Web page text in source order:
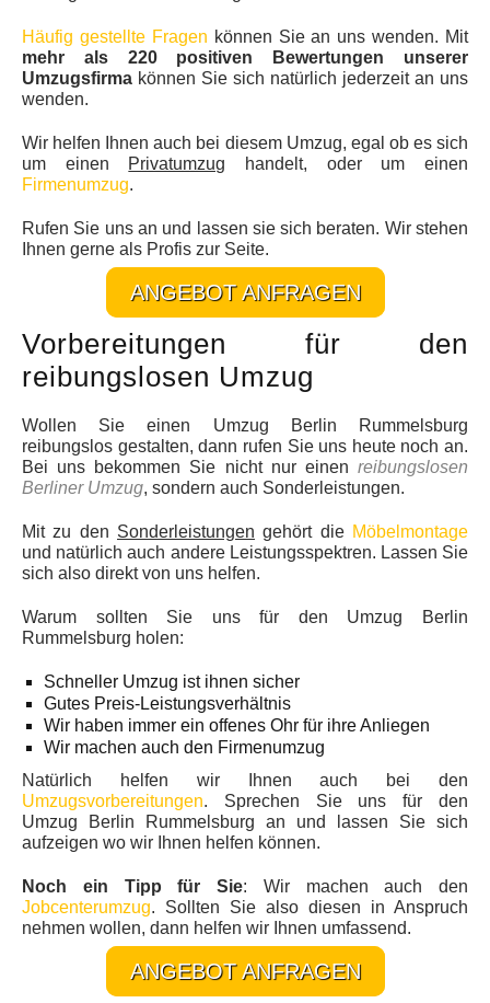
Häufig gestellte Fragen können Sie an uns wenden. Mit
mehr als 220 positiven Bewertungen unserer
Umzugsfirma können Sie sich natürlich jederzeit an uns
wenden.
Wir helfen Ihnen auch bei diesem Umzug, egal ob es sich
um einen Privatumzug handelt, oder um einen
Firmenumzug.
Rufen Sie uns an und lassen sie sich beraten. Wir stehen
Ihnen gerne als Profis zur Seite.
ANGEBOT ANFRAGEN
Vorbereitungen für den
reibungslosen Umzug
Wollen Sie einen Umzug Berlin Rummelsburg
reibungslos gestalten, dann rufen Sie uns heute noch an.
Bei uns bekommen Sie nicht nur einen reibungslosen
Berliner Umzug, sondern auch Sonderleistungen.
Mit zu den Sonderleistungen gehört die Möbelmontage
und natürlich auch andere Leistungsspektren. Lassen Sie
sich also direkt von uns helfen.
Warum sollten Sie uns für den Umzug Berlin
Rummelsburg holen:
Schneller Umzug ist ihnen sicher
Gutes Preis-Leistungsverhältnis
Wir haben immer ein offenes Ohr für ihre Anliegen
Wir machen auch den Firmenumzug
Natürlich helfen wir Ihnen auch bei den
Umzugsvorbereitungen. Sprechen Sie uns für den
Umzug Berlin Rummelsburg an und lassen Sie sich
aufzeigen wo wir Ihnen helfen können.
Noch ein Tipp für Sie: Wir machen auch den
Jobcenterumzug. Sollten Sie also diesen in Anspruch
nehmen wollen, dann helfen wir Ihnen umfassend.
ANGEBOT ANFRAGEN